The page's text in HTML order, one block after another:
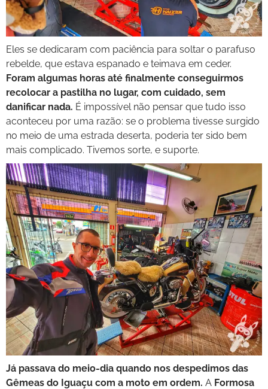
Eles se dedicaram com paciência para soltar o parafuso
rebelde, que estava espanado e teimava em ceder.
Foram algumas horas até finalmente conseguirmos
recolocar a pastilha no lugar, com cuidado, sem
danificar nada. É impossível não pensar que tudo isso
aconteceu por uma razão: se o problema tivesse surgido
no meio de uma estrada deserta, poderia ter sido bem
mais complicado. Tivemos sorte, e suporte.
Já passava do meio-dia quando nos despedimos das
Gêmeas do Iguaçu com a moto em ordem. A Formosa